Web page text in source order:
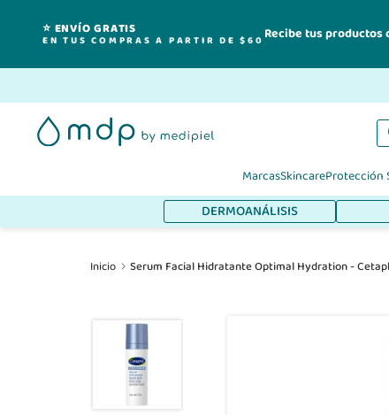
⭐ ENVÍO GRATIS
EN TUS COMPRAS A PARTIR DE $60 Recibe tus productos
al
contenido
MarcasSkincareProtección
DERMOANÁLISIS
Inicio Serum Facial Hidratante Optimal Hydration -